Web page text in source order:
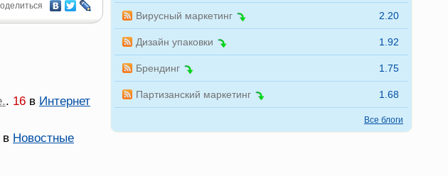
. 16 в Интернет
в Новостные
Вирусный маркетинг 2.20
Дизайн упаковки 1.92
Брендинг 1.75
Партизанский маркетинг 1.68
Все блоги